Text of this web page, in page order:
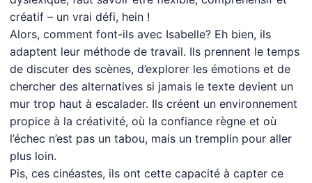
créatif – un vrai défi, hein !
Alors, comment font-ils avec Isabelle? Eh bien, ils
adaptent leur méthode de travail. Ils prennent le temps
de discuter des scènes, d’explorer les émotions et de
chercher des alternatives si jamais le texte devient un
mur trop haut à escalader. Ils créent un environnement
propice à la créativité, où la confiance règne et où
l’échec n’est pas un tabou, mais un tremplin pour aller
plus loin.
Pis, ces cinéastes, ils ont cette capacité à capter ce